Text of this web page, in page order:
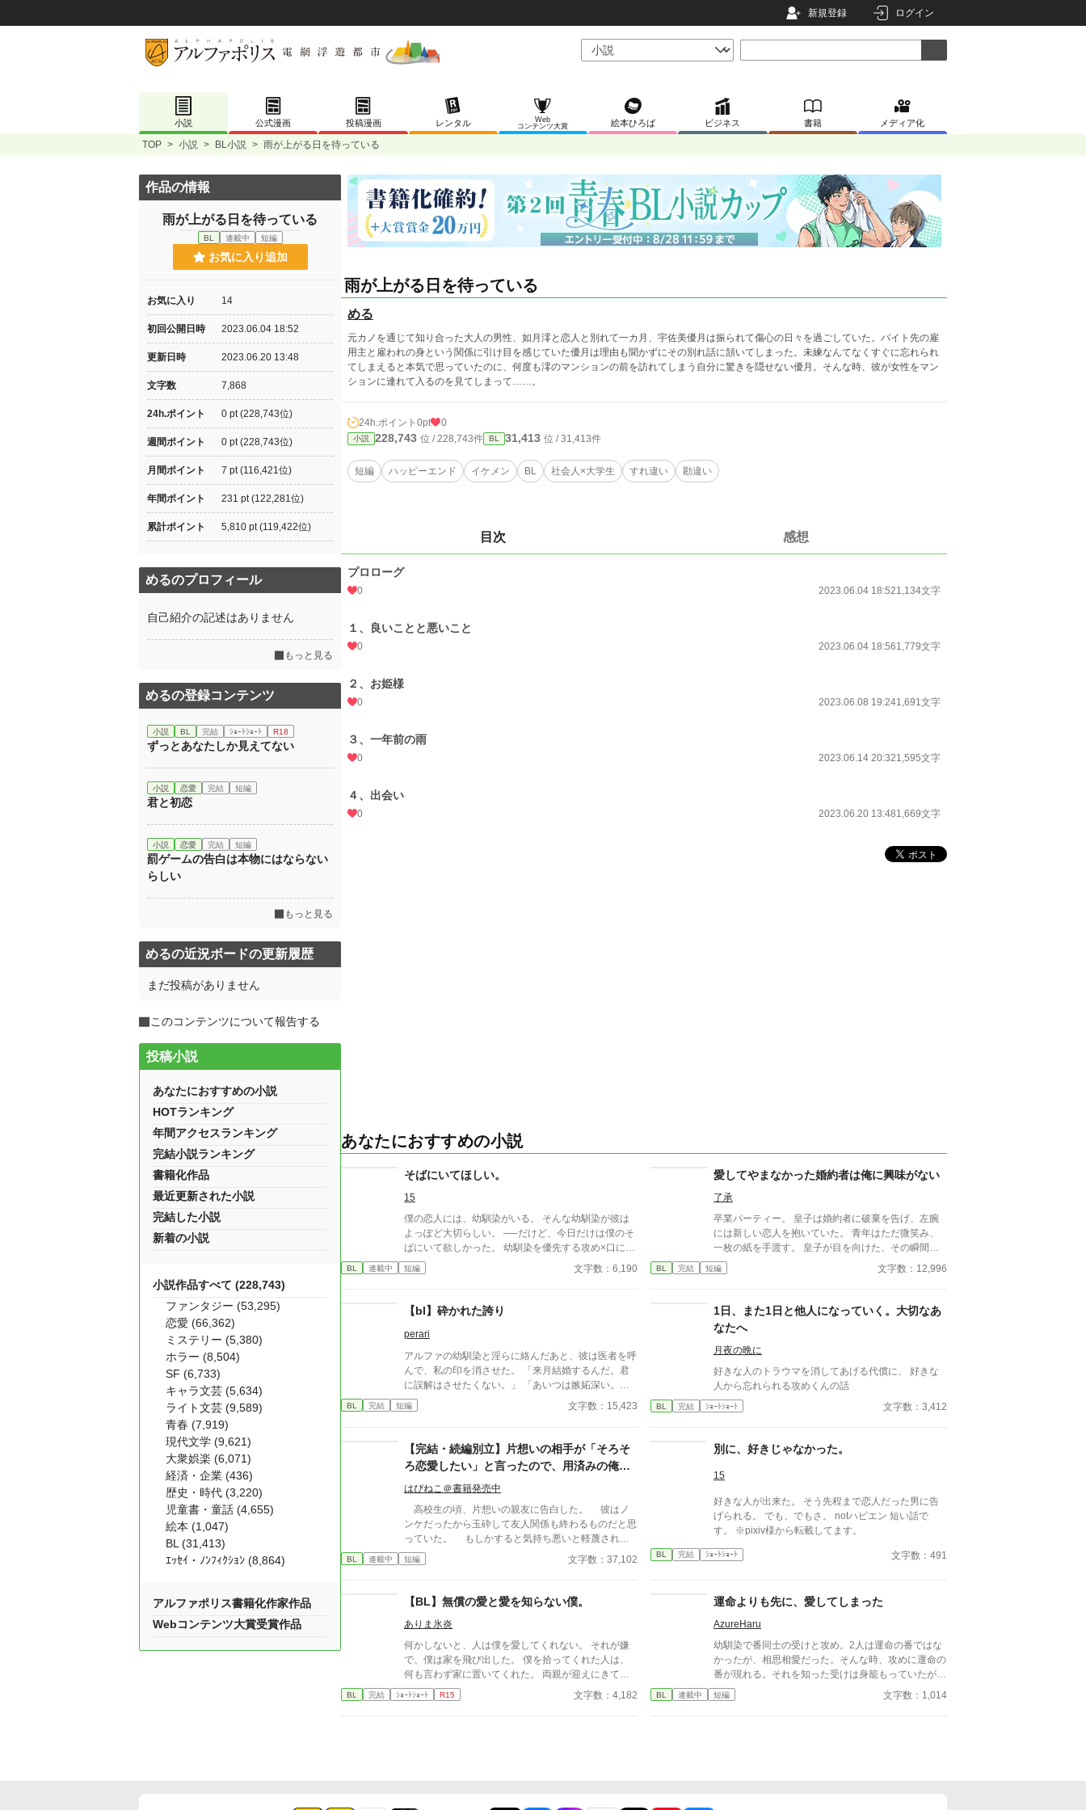
新規登録 ログイン
小説 公式漫画 投稿漫画 レンタル
Web
コンテンツ大賞
絵本ひろば ビジネス 書籍 メディア化
TOP > 小説 > BL小説 > 雨が上がる日を待っている
雨が上がる日を待っている
める
元カノを通じて知り合った大人の男性、如月澪と恋人と別れて一カ月、宇佐美優月は振られて傷心の日々を過ごしていた。バイト先の雇
用主と雇われの身という関係に引け目を感じていた優月は理由も聞かずにその別れ話に頷いてしまった。未練なんてなくすぐに忘れられ
てしまえると本気で思っていたのに、何度も澪のマンションの前を訪れてしまう自分に驚きを隠せない優月。そんな時、彼が女性をマン
ションに連れて入るのを見てしまって……。
24h.ポイント 0pt 0
小説 228,743 位 / 228,743件 BL 31,413 位 / 31,413件
短編 ハッピーエンド イケメン BL 社会人×大学生 すれ違い 勘違い
目次 感想
プロローグ
0 2023.06.04 18:521,134文字
１、良いことと悪いこと
0 2023.06.04 18:561,779文字
２、お姫様
0 2023.06.08 19:241,691文字
３、一年前の雨
0 2023.06.14 20:321,595文字
４、出会い
0 2023.06.20 13:481,669文字
あなたにおすすめの小説
そばにいてほしい。
15
僕の恋人には、幼馴染がいる。 そんな幼馴染が彼は
よっぽど大切らしい。 ──だけど、今日だけは僕のそ
ばにいて欲しかった。 幼馴染を優先する攻め×口に出
せない受け 安心してください、ハピエンです。
BL 連載中 短編 文字数：6,190
愛してやまなかった婚約者は俺に興味がない
了承
卒業パーティー。 皇子は婚約者に破棄を告げ、左腕
には新しい恋人を抱いていた。 青年はただ微笑み、
一枚の紙を手渡す。 皇子が目を向けた、その瞬間
——。 「この瞬間だと思った。」 すべてを愛で終わ
らせた、沈黙の恋の物語。 IFストーリーあり 誤字
BL 完結 短編 文字数：12,996
【bl】砕かれた誇り
perari
アルファの幼馴染と淫らに絡んだあと、彼は医者を呼
んで、私の印を消させた。 「来月結婚するんだ。君
に誤解はさせたくない。」 「あいつは嫉妬深い。泣
かせるわけにはいかない。」 「君ももう年頃の残り
物のオメガだろ？ 俺の印をつけたまま、他のアルフ
く、けれどどこか薄情な笑みを浮かべながら、一枚の
小切手を私に投げ渡す。 「長い間、俺に従ってきた
んだから、君を傷つけたりはしない。」 「結婚の日
には招待状を送る。必ず来て、席につけよ。」 --- い
ります。 私は現在日本語を勉強しており、この文章
はAI作品ではありませんが、 一部に翻訳ソフトを使
用しています。 もし読んでくださる中で日本語のお
かしな点をご指摘いただけましたら、 本当にありが
BL 完結 短編 文字数：15,423
1日、また1日と他人になっていく。大切なあ
なたへ
月夜の晩に
好きな人のトラウマを消してあげる代償に、 好きな
人から忘れられる攻めくんの話
BL 完結 ｼｮｰﾄｼｮｰﾄ 文字数：3,412
【完結・続編別立】片想いの相手が「そろそ
ろ恋愛したい」と言ったので、用済みの俺は
ニートになることにしました。
はぴねこ＠書籍発売中
高校生の頃、片想いの親友に告白した。 彼はノ
ンケだったから玉砕して友人関係も終わるものだと思
っていた。 もしかすると気持ち悪いと軽蔑される
覚悟までしていたのに、彼は「今は恋愛をしている時
間がないんだ」と自分の夢を語ってくれた。 彼は
も起業したいと熱く語ってくれた。 そして、俺の
手を握って「できれば親友のお前には俺の右腕になっ
てほしい」と言われた。 同性愛者の俺のことを気
持ち悪いと遠ざけることもせずに、親友のままでいて
くれた彼に俺は感謝して、同じ大学に進学して、大学
の頃に彼と一緒にゲームを作成する会社を起業した。
た。 そして、昨年売り出したVRMMOが世界的に大
BL 連載中 短編 文字数：37,102
別に、好きじゃなかった。
15
好きな人が出来た。 そう先程まで恋人だった男に告
げられる。 でも、でもさ。 notハピエン 短い話で
す。 ※pixiv様から転載してます。
BL 完結 ｼｮｰﾄｼｮｰﾄ 文字数：491
【BL】無償の愛と愛を知らない僕。
ありま氷炎
何かしないと、人は僕を愛してくれない。 それが嫌
で、僕は家を飛び出した。 僕を拾ってくれた人は、
何も言わず家に置いてくれた。 両親が迎えにきて、
仕方なく家に帰った。 それから十数年後、僕は彼と
再会した。
BL 完結 ｼｮｰﾄｼｮｰﾄ R15 文字数：4,182
運命よりも先に、愛してしまった
AzureHaru
幼馴染で番同士の受けと攻め。2人は運命の番ではな
かったが、相思相愛だった。そんな時、攻めに運命の
番が現れる。それを知った受けは身籠もっていたが、
運命の番同士の子供の方が優秀な者が生まれることも
知っており、身を引く事を決め姿を消す。 しかし、
BL 連載中 短編 文字数：1,014
作品の情報
雨が上がる日を待っている
BL 連載中 短編
お気に入り追加
お気に入り 14
初回公開日時 2023.06.04 18:52
更新日時 2023.06.20 13:48
文字数 7,868
24h.ポイント 0 pt (228,743位)
週間ポイント 0 pt (228,743位)
月間ポイント 7 pt (116,421位)
年間ポイント 231 pt (122,281位)
累計ポイント 5,810 pt (119,422位)
めるのプロフィール
自己紹介の記述はありません
もっと見る
めるの登録コンテンツ
小説 BL 完結 ｼｮｰﾄｼｮｰﾄ R18
ずっとあなたしか見えてない
小説 恋愛 完結 短編
君と初恋
小説 恋愛 完結 短編
罰ゲームの告白は本物にはならない
らしい
もっと見る
めるの近況ボードの更新履歴
まだ投稿がありません
このコンテンツについて報告する
投稿小説
あなたにおすすめの小説
HOTランキング
年間アクセスランキング
完結小説ランキング
書籍化作品
最近更新された小説
完結した小説
新着の小説
小説作品すべて (228,743)
ファンタジー (53,295)
恋愛 (66,362)
ミステリー (5,380)
ホラー (8,504)
SF (6,733)
キャラ文芸 (5,634)
ライト文芸 (9,589)
青春 (7,919)
現代文学 (9,621)
大衆娯楽 (6,071)
経済・企業 (436)
歴史・時代 (3,220)
児童書・童話 (4,655)
絵本 (1,047)
BL (31,413)
ｴｯｾｲ・ﾉﾝﾌｨｸｼｮﾝ (8,864)
アルファポリス書籍化作家作品
Webコンテンツ大賞受賞作品